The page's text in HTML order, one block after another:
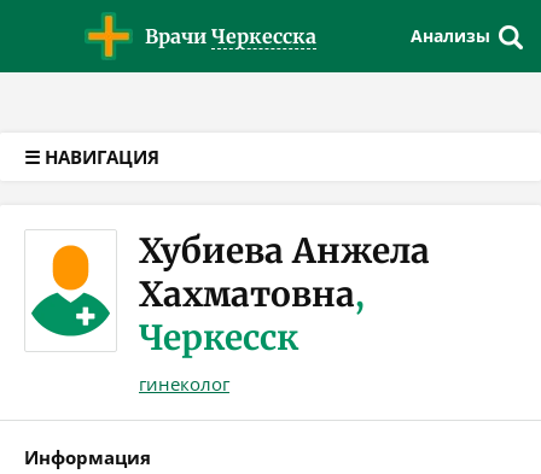
Врачи Черкесска Анализы
☰ НАВИГАЦИЯ
Хубиева Анжела
Хахматовна,
Черкесск
гинеколог
Информация